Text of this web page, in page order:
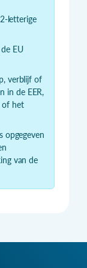
letterige
EU
verblijf of
in de EER,
of het
opgegeven
van de